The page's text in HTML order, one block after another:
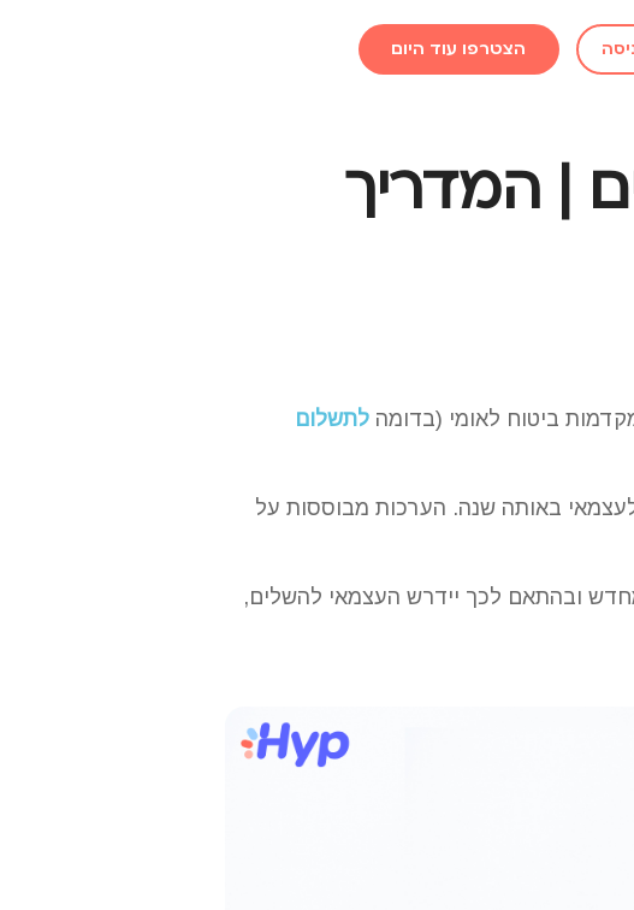
הצטרפו עוד היום
| המדריך
ביטוח לאומי (בדומה לתשלום
באותה שנה. הערכות מבוססות על
ובהתאם לכך יידרש העצמאי להשלים,